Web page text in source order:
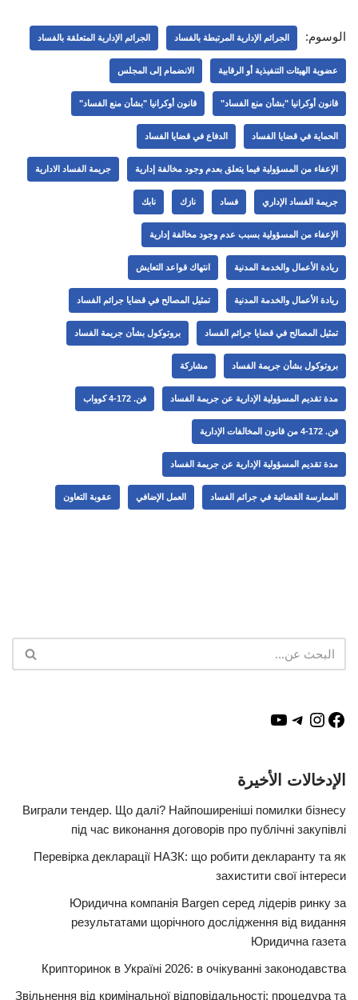
الوسوم: الجرائم الإدارية المرتبطة بالفساد الجرائم الإدارية المتعلقة بالفساد
عضوية الهيئات التنفيذية أو الرقابية الانضمام إلى المجلس
قانون أوكرانيا "بشأن منع الفساد" قانون أوكرانيا "بشأن منع الفساد"
الحماية في قضايا الفساد الدفاع في قضايا الفساد
الإعفاء من المسؤولية فيما يتعلق بعدم وجود مخالفة إدارية جريمة الفساد الادارية
جريمة الفساد الإداري فساد نازك نابك
الإعفاء من المسؤولية بسبب عدم وجود مخالفة إدارية
ريادة الأعمال والخدمة المدنية انتهاك قواعد التعايش
ريادة الأعمال والخدمة المدنية تمثيل المصالح في قضايا جرائم الفساد
تمثيل المصالح في قضايا جرائم الفساد بروتوكول بشأن جريمة الفساد
بروتوكول بشأن جريمة الفساد مشاركة
مدة تقديم المسؤولية الإدارية عن جريمة الفساد فن. 172-4 كوواب
فن. 172-4 من قانون المخالفات الإدارية
مدة تقديم المسؤولية الإدارية عن جريمة الفساد
الممارسة القضائية في جرائم الفساد العمل الإضافي عقوبة التعاون
الإدخالات الأخيرة
Виграли тендер. Що далі? Найпоширеніші помилки бізнесу
під час виконання договорів про публічні закупівлі
Перевірка декларації НАЗК: що робити декларанту та як
захистити свої інтереси
Юридична компанія Bargen серед лідерів ринку за
результатами щорічного дослідження від видання
Юридична газета
Крипторинок в Україні 2026: в очікуванні законодавства
Звільнення від кримінальної відповідальності: процедура та